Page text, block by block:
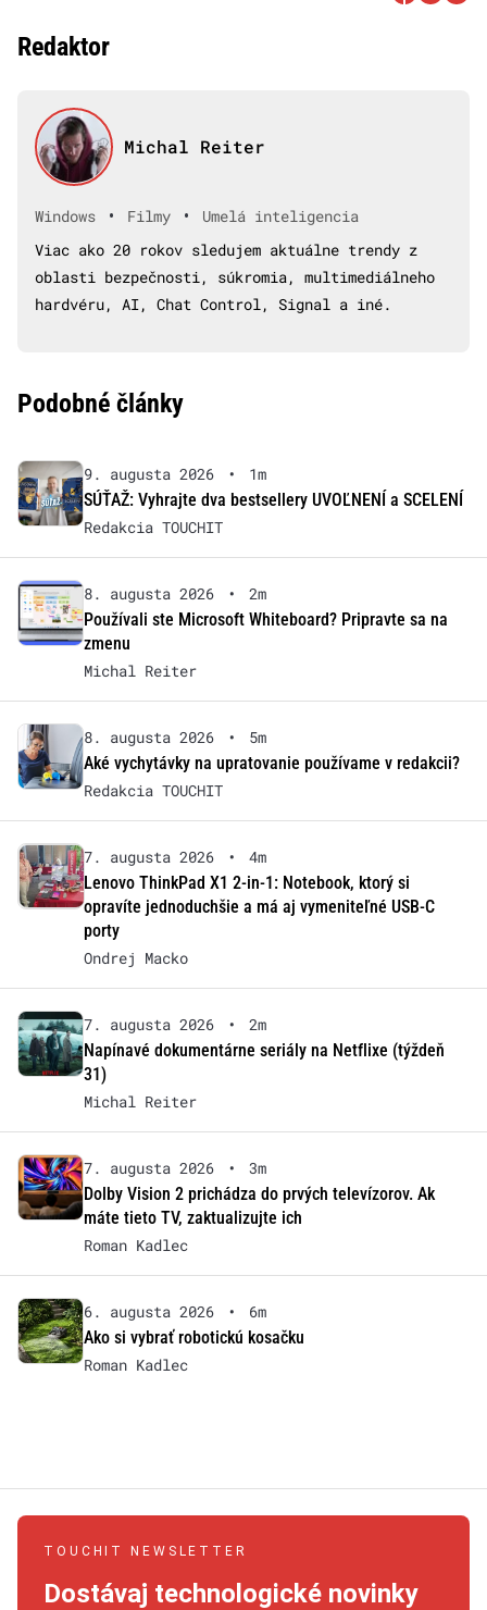
Redaktor
Michal Reiter
Windows • Filmy •
Umelá inteligencia
Viac ako 20 rokov sledujem aktuálne trendy z
oblasti bezpečnosti, súkromia, multimediálneho
hardvéru, AI, Chat Control, Signal a iné.
Podobné články
9. augusta 2026 •
1m
SÚŤAŽ: Vyhrajte dva bestsellery UVOĽNENÍ a SCELENÍ
Redakcia TOUCHIT
8. augusta 2026 •
2m
Používali ste Microsoft Whiteboard? Pripravte sa na
zmenu
Michal Reiter
8. augusta 2026 •
5m
Aké vychytávky na upratovanie používame v redakcii?
Redakcia TOUCHIT
7. augusta 2026 •
4m
Lenovo ThinkPad X1 2-in-1: Notebook, ktorý si
opravíte jednoduchšie a má aj vymeniteľné USB-C
porty
Ondrej Macko
7. augusta 2026 •
2m
Napínavé dokumentárne seriály na Netflixe (týždeň
31)
Michal Reiter
7. augusta 2026 •
3m
Dolby Vision 2 prichádza do prvých televízorov. Ak
máte tieto TV, zaktualizujte ich
Roman Kadlec
6. augusta 2026 •
6m
Ako si vybrať robotickú kosačku
Roman Kadlec
TOUCHIT NEWSLETTER
Dostávaj technologické novinky